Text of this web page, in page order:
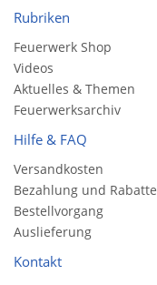
Rubriken
Feuerwerk Shop
Videos
Aktuelles & Themen
Feuerwerksarchiv
Hilfe & FAQ
Versandkosten
Bezahlung und Rabatte
Bestellvorgang
Auslieferung
Kontakt